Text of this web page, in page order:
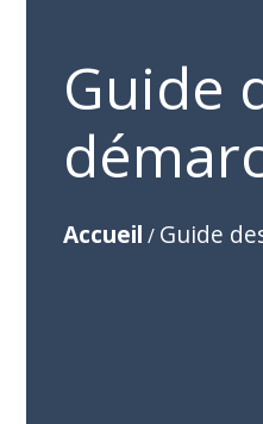
Guide
Accueil / Guide